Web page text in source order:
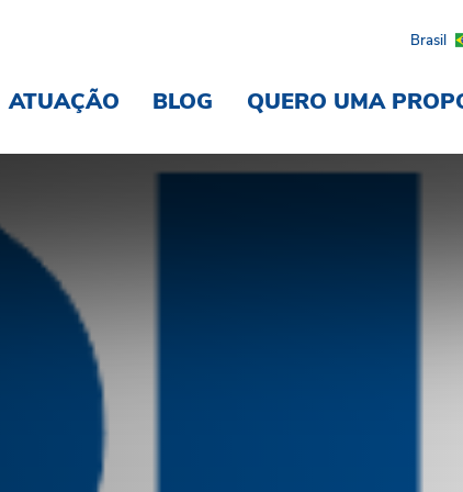
Brasil
ATUAÇÃO BLOG QUERO UMA
financeira de